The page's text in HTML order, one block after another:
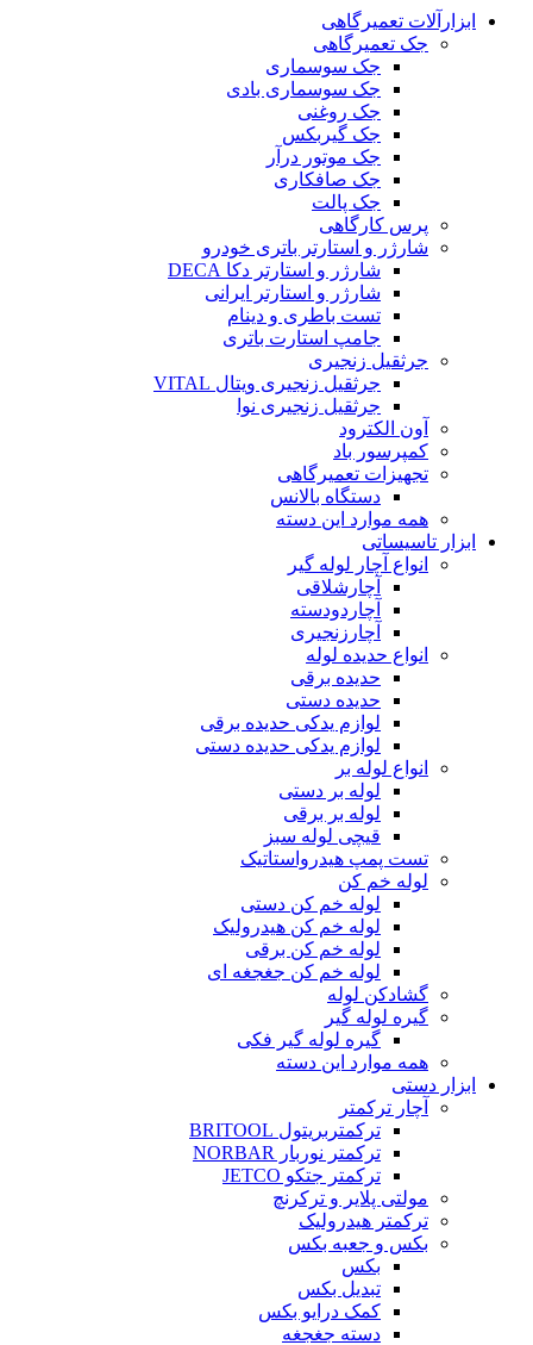
ابزارآلات تعمیرگاهی
جک تعمیرگاهی
جک سوسماری
جک سوسماری بادی
جک روغنی
جک گیربکس
جک موتور درآر
جک صافکاری
جک پالت
پرس کارگاهی
شارژر و استارتر باتری خودرو
شارژر و استارتر دکا DECA
شارژر و استارتر ایرانی
تست باطری و دینام
جامپ استارت باتری
جرثقیل زنجیری
جرثقیل زنجیری ویتال VITAL
جرثقیل زنجیری نوا
آون الکترود
کمپرسور باد
تجهیزات تعمیرگاهی
دستگاه بالانس
همه موارد این دسته
ابزار تاسیساتی
انواع آچار لوله گیر
آچارشلاقی
آچاردودسته
آچارزنجیری
انواع حدیده لوله
حدیده برقی
حدیده دستی
لوازم یدکی حدیده برقی
لوازم یدکی حدیده دستی
انواع لوله بر
لوله بر دستی
لوله بر برقی
قیچی لوله سبز
تست پمپ هیدرواستاتیک
لوله خم کن
لوله خم کن دستی
لوله خم کن هیدرولیک
لوله خم کن برقی
لوله خم کن جغجغه ای
گشادکن لوله
گیره لوله گیر
گیره لوله گیر فکی
همه موارد این دسته
ابزار دستی
آچار ترکمتر
ترکمتربریتول BRITOOL
ترکمتر نوربار NORBAR
ترکمتر جتکو JETCO
مولتی پلایر و ترکرنچ
ترکمتر هیدرولیک
بکس و جعبه بکس
بکس
تبدیل بکس
کمک درایو بکس
دسته جغجغه